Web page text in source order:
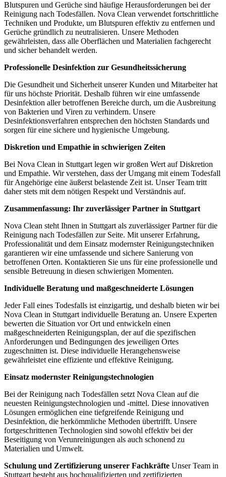
Blutspuren und Gerüche sind häufige Herausforderungen bei der
Reinigung nach Todesfällen. Nova Clean verwendet fortschrittliche
Techniken und Produkte, um Blutspuren effektiv zu entfernen und
Gerüche gründlich zu neutralisieren. Unsere Methoden
gewährleisten, dass alle Oberflächen und Materialien fachgerecht
und sicher behandelt werden.
Professionelle Desinfektion zur Gesundheitssicherung
Die Gesundheit und Sicherheit unserer Kunden und Mitarbeiter hat
für uns höchste Priorität. Deshalb führen wir eine umfassende
Desinfektion aller betroffenen Bereiche durch, um die Ausbreitung
von Bakterien und Viren zu verhindern. Unsere
Desinfektionsverfahren entsprechen den höchsten Standards und
sorgen für eine sichere und hygienische Umgebung.
Diskretion und Empathie in schwierigen Zeiten
Bei Nova Clean in Stuttgart legen wir großen Wert auf Diskretion
und Empathie. Wir verstehen, dass der Umgang mit einem Todesfall
für Angehörige eine äußerst belastende Zeit ist. Unser Team tritt
daher stets mit dem nötigen Respekt und Verständnis auf.
Zusammenfassung: Ihr zuverlässiger Partner in Stuttgart
Nova Clean steht Ihnen in Stuttgart als zuverlässiger Partner für die
Reinigung nach Todesfällen zur Seite. Mit unserer Erfahrung,
Professionalität und dem Einsatz modernster Reinigungstechniken
garantieren wir eine umfassende und sichere Sanierung von
betroffenen Orten. Kontaktieren Sie uns für eine professionelle und
sensible Betreuung in diesen schwierigen Momenten.
Individuelle Beratung und maßgeschneiderte Lösungen
Jeder Fall eines Todesfalls ist einzigartig, und deshalb bieten wir bei
Nova Clean in Stuttgart individuelle Beratung an. Unsere Experten
bewerten die Situation vor Ort und entwickeln einen
maßgeschneiderten Reinigungsplan, der auf die spezifischen
Anforderungen und Bedingungen des jeweiligen Ortes
zugeschnitten ist. Diese individuelle Herangehensweise
gewährleistet eine effiziente und effektive Reinigung.
Einsatz modernster Reinigungstechnologien
Bei der Reinigung nach Todesfällen setzt Nova Clean auf die
neuesten Reinigungstechnologien und -mittel. Diese innovativen
Lösungen ermöglichen eine tiefgreifende Reinigung und
Desinfektion, die herkömmliche Methoden übertrifft. Unsere
fortgeschrittenen Technologien sind sowohl effektiv bei der
Beseitigung von Verunreinigungen als auch schonend zu
Materialien und Umwelt.
Schulung und Zertifizierung unserer Fachkräfte Unser Team in
Stuttgart besteht aus hochqualifizierten und zertifizierten